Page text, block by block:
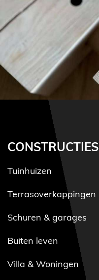
CONSTRUCTIES
Tuinhuizen
Terrasoverkappingen
Schuren & garages
Buiten leven
Villa & Woningen